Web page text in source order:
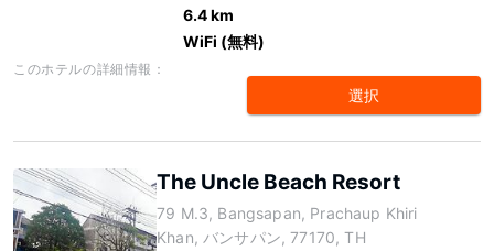
6.4 km
WiFi (無料)
このホテルの詳細情報：
選択
The Uncle Beach Resort
79 M.3, Bangsapan, Prachaup Khiri
Khan, バンサパン, 77170, TH